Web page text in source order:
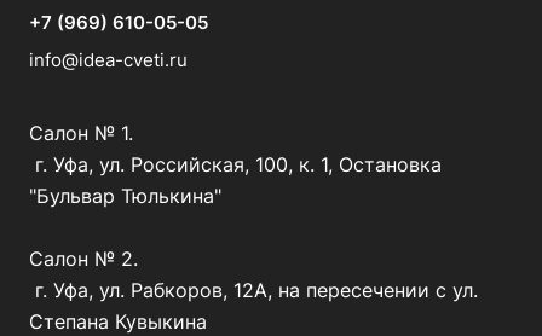
+7 (969) 610-05-05
info@idea-cveti.ru
Салон № 1.
г. Уфа, ул. Российская, 100, к. 1, Остановка
"Бульвар Тюлькина"
Салон № 2.
г. Уфа, ул. Рабкоров, 12А, на пересечении с ул.
Степана Кувыкина